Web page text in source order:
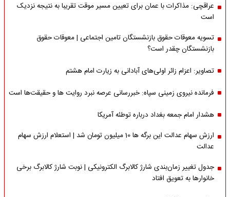
عراقچی: مذاکرات با عمان برای تعیین مسیر موقت تقریبا به نتیجه نزدیک
است
تسویه معوقات حقوق بازنشستگان تامین اجتماعی | معوقات حقوق
بازنشستگان چقدر است؟
تصاویر: اعزام زائر اولی‌های آبادانی به زیارت امام هشتم
فرمانده نیروی زمینی سپاه: خبررسانی عرصه نبرد روایت ها و حقیقت‌ها است
هشدار امام جمعه بغداد درباره توطئه آمریکا
ارزش سهام عدالت این برگه ها 10 میلیون تومان شد | استعلام ارزش سهام
عدالت
جدول تغییر زمان‌بندی شارژ کالابرگ الکترونیکی | نوبت شارژ کالابرگ برخی
خانوارها به تعویق افتاد